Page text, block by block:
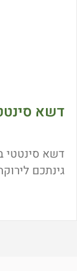
דשא
דשא סינטטי
גינתכם
בתחום